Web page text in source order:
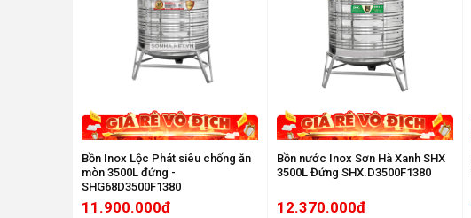
Bồn Inox Lộc Phát siêu chống ăn
mòn 3500L đứng -
SHG68D3500F1380
11.900.000đ
Bồn nước Inox Sơn Hà Xanh SHX
3500L Đứng SHX.D3500F1380
12.370.000đ